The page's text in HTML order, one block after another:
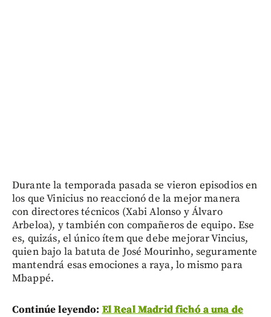
Durante la temporada pasada se vieron episodios en
los que Vinicius no reaccionó de la mejor manera
con directores técnicos (Xabi Alonso y Álvaro
Arbeloa), y también con compañeros de equipo. Ese
es, quizás, el único ítem que debe mejorar Vincius,
quien bajo la batuta de José Mourinho, seguramente
mantendrá esas emociones a raya, lo mismo para
Mbappé.
Continúe leyendo: El Real Madrid fichó a una de